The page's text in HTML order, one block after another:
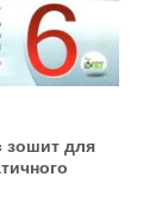
зошит для